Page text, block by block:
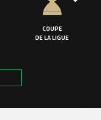
COUPE
DE LA LIGUE